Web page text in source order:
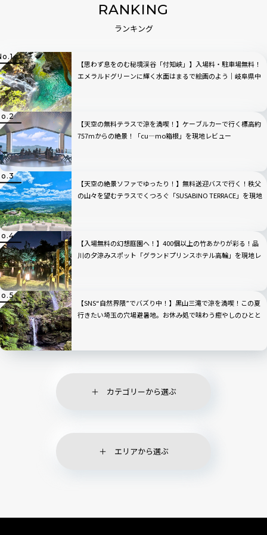
RANKING
ランキング
【思わず息をのむ秘境渓谷「付知峡」】入場料・駐車場無料！
エメラルドグリーンに輝く水面はまるで絵画のよう｜岐阜県中
【天空の無料テラスで涼を満喫！】ケーブルカーで行く標高約
757mからの絶景！「cu―mo箱根」を現地レビュー
【天空の絶景ソファでゆったり！】無料送迎バスで行く！秩父
の山々を望むテラスでくつろぐ「SUSABINO TERRACE」を現地
【入場無料の幻想庭園へ！】400個以上の竹あかりが彩る！品
川の夕涼みスポット「グランドプリンスホテル高輪」を現地レ
【SNS“自然界隈”でバズり中！】黒山三滝で涼を満喫！この夏
行きたい埼玉の穴場避暑地。お休み処で味わう癒やしのひとと
カテゴリーから選ぶ
エリアから選ぶ